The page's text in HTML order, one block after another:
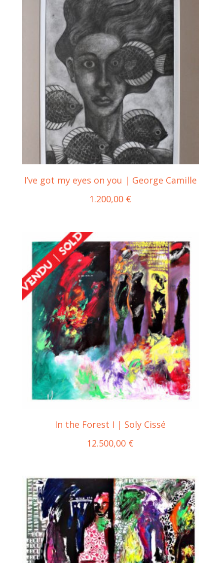
I’ve got my eyes on you | George Camille
1.200,00 €
In the Forest I | Soly Cissé
12.500,00 €